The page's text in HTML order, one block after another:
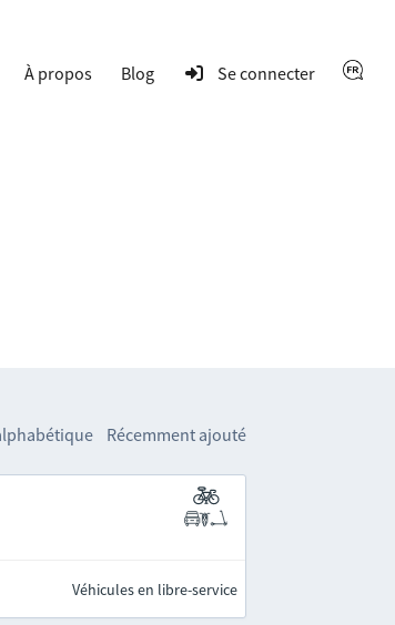
À propos Blog Se connecter
Récemment ajouté
Véhicules en libre-service